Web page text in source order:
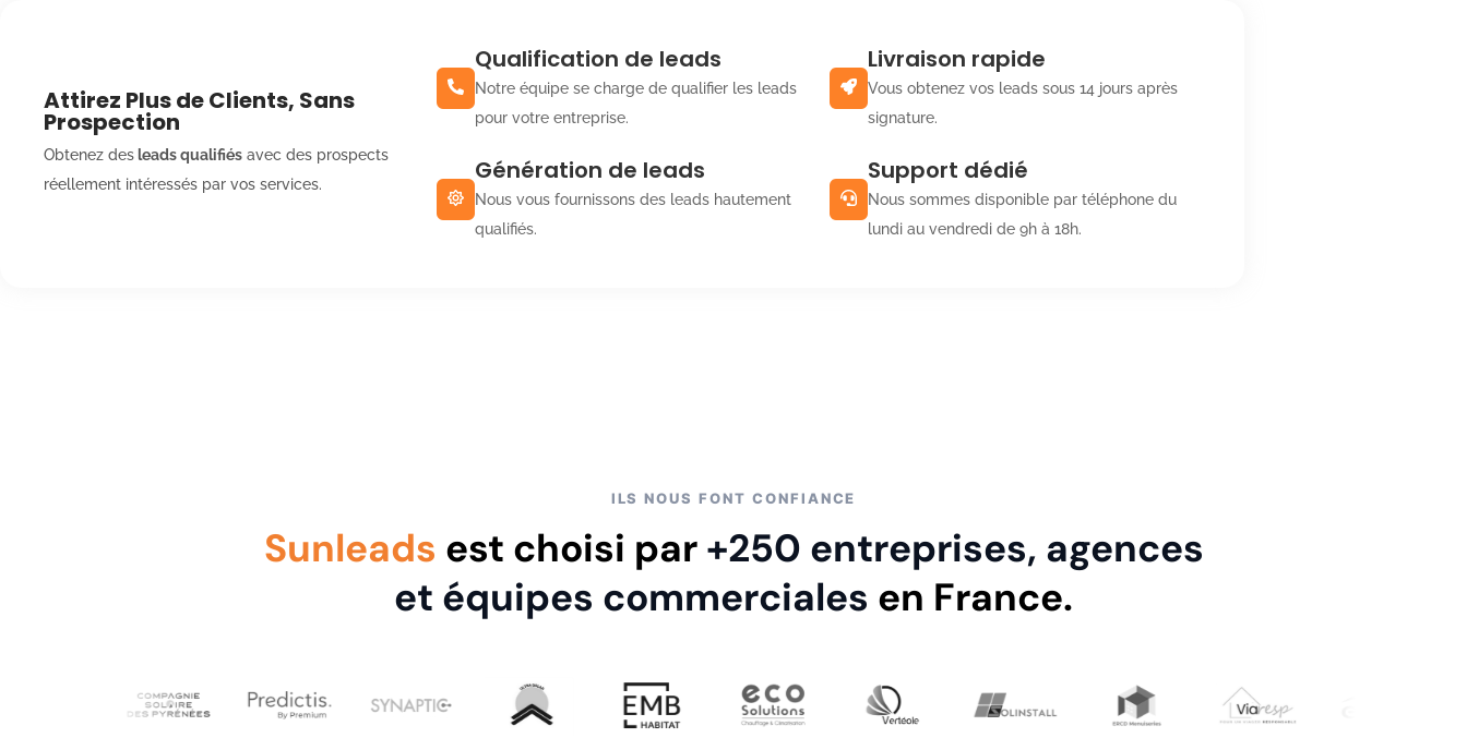
Attirez Plus de Clients, Sans
Prospection
Obtenez des leads qualifiés avec des prospects
réellement intéressés par vos services.
Qualification de leads
Notre équipe se charge de qualifier les leads
pour votre entreprise.
Génération de leads
Nous vous fournissons des leads hautement
qualifiés.
Livraison rapide
Vous obtenez vos leads sous 14 jours après
signature.
Support dédié
Nous sommes disponible par téléphone du
lundi au vendredi de 9h à 18h.
ILS NOUS FONT CONFIANCE
Sunleads est choisi par+250 entreprises, agences
et équipes commerciales en France.